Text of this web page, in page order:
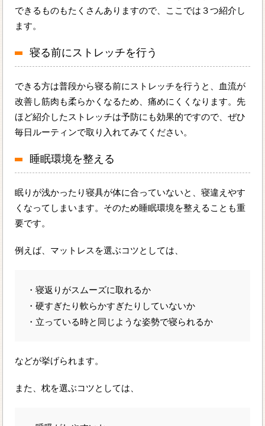
できるものもたくさんありますので、ここでは３つ紹介し
ます。
寝る前にストレッチを行う
できる方は普段から寝る前にストレッチを行うと、血流が
改善し筋肉も柔らかくなるため、痛めにくくなります。先
ほど紹介したストレッチは予防にも効果的ですので、ぜひ
毎日ルーティンで取り入れてみてください。
睡眠環境を整える
眠りが浅かったり寝具が体に合っていないと、寝違えやす
くなってしまいます。そのため睡眠環境を整えることも重
要です。
例えば、マットレスを選ぶコツとしては、
・寝返りがスムーズに取れるか
・硬すぎたり軟らかすぎたりしていないか
・立っている時と同じような姿勢で寝られるか
などが挙げられます。
また、枕を選ぶコツとしては、